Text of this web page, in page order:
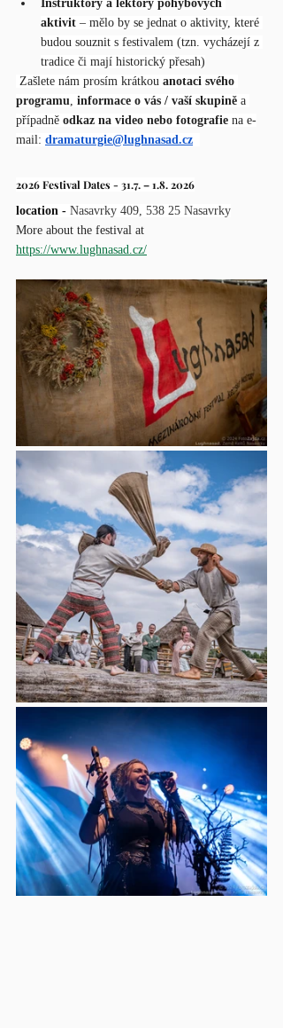
Instruktory a lektory pohybových
aktivit – mělo by se jednat o aktivity, které
budou souznit s festivalem (tzn. vycházejí z
tradice či mají historický přesah)
Zašlete nám prosím krátkou anotaci svého
programu, informace o vás / vaší skupině a
případně odkaz na video nebo fotografie na e-
mail: dramaturgie@lughnasad.cz
2026 Festival Dates - 31.7. – 1.8. 2026
location - Nasavrky 409, 538 25 Nasavrky
More about the festival at
https://www.lughnasad.cz/